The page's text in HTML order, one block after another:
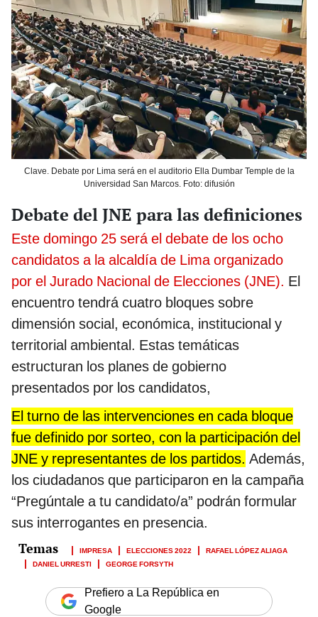
Clave. Debate por Lima será en el auditorio Ella Dumbar Temple de la
Universidad San Marcos. Foto: difusión
Debate del JNE para las definiciones
Este domingo 25 será el debate de los ocho
candidatos a la alcaldía de Lima organizado
por el Jurado Nacional de Elecciones (JNE). El
encuentro tendrá cuatro bloques sobre
dimensión social, económica, institucional y
territorial ambiental. Estas temáticas
estructuran los planes de gobierno
presentados por los candidatos,
El turno de las intervenciones en cada bloque
fue definido por sorteo, con la participación del
JNE y representantes de los partidos. Además,
los ciudadanos que participaron en la campaña
“Pregúntale a tu candidato/a” podrán formular
sus interrogantes en presencia.
IMPRESA ELECCIONES 2022
RAFAEL LÓPEZ ALIAGA
DANIEL URRESTI
GEORGE FORSYTH
Prefiero a La República en
Google